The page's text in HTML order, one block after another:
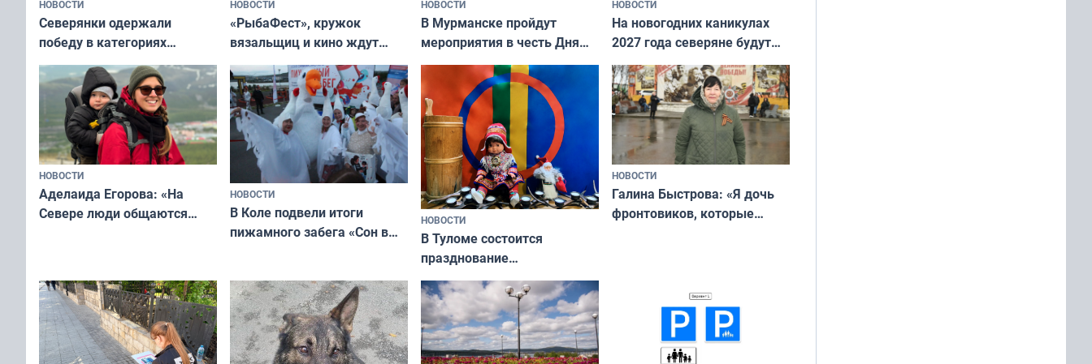
НОВОСТИ
Северянки одержали
победу в категориях
всероссийского конкурса
«Мисс и Миссис Великая
Русь»
НОВОСТИ
«РыбаФест», кружок
вязальщиц и кино ждут
мурманчан в эти выходные
НОВОСТИ
В Мурманске пройдут
мероприятия в честь Дня
физкультурника
НОВОСТИ
На новогодних каникулах
2027 года северяне будут
отдыхать 11 дней
НОВОСТИ
Аделаида Егорова: «На
Севере люди общаются
НОВОСТИ
В Коле подвели итоги
пижамного забега «Сон в
НОВОСТИ
В Туломе состоится
празднование
Международного дня
коренных народов мира
НОВОСТИ
Галина Быстрова: «Я дочь
фронтовиков, которые